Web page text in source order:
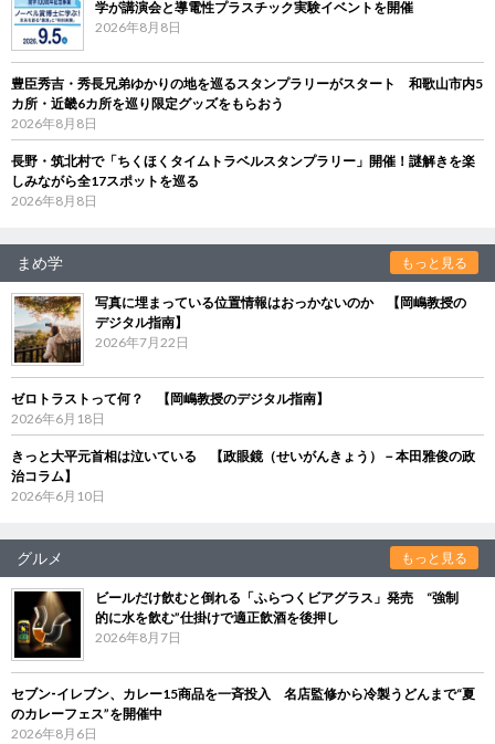
学が講演会と導電性プラスチック実験イベントを開催
2026年8月8日
豊臣秀吉・秀長兄弟ゆかりの地を巡るスタンプラリーがスタート 和歌山市内5
カ所・近畿6カ所を巡り限定グッズをもらおう
2026年8月8日
長野・筑北村で「ちくほくタイムトラベルスタンプラリー」開催！謎解きを楽
しみながら全17スポットを巡る
2026年8月8日
まめ学 もっと見る
写真に埋まっている位置情報はおっかないのか 【岡嶋教授の
デジタル指南】
2026年7月22日
ゼロトラストって何？ 【岡嶋教授のデジタル指南】
2026年6月18日
きっと大平元首相は泣いている 【政眼鏡（せいがんきょう）－本田雅俊の政
治コラム】
2026年6月10日
グルメ もっと見る
ビールだけ飲むと倒れる「ふらつくビアグラス」発売 “強制
的に水を飲む”仕掛けで適正飲酒を後押し
2026年8月7日
セブン‐イレブン、カレー15商品を一斉投入 名店監修から冷製うどんまで“夏
のカレーフェス”を開催中
2026年8月6日